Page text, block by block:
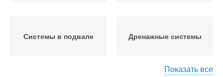
Системы в подвале Дренажные системы
Показать все